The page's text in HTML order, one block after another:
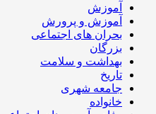
آموزش
آموزش و پرورش
بحران های اجتماعی
بزرگان
بهداشت و سلامت
تاریخ
جامعه شهری
خانواده